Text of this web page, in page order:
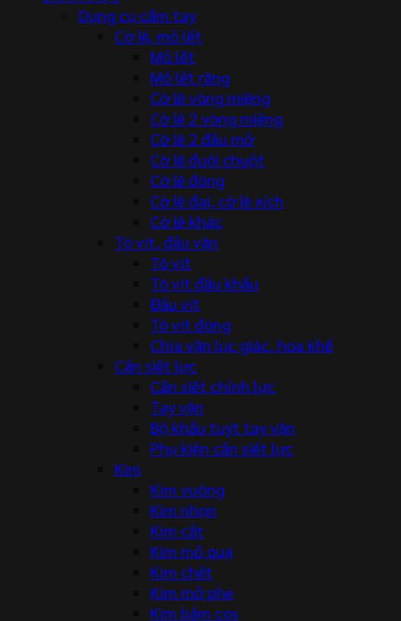
Dụng cụ cầm tay
Cờ lê, mỏ lết
Mỏ lết
Mỏ lết răng
Cờ lê vòng miệng
Cờ lê 2 vòng miệng
Cờ lê 2 đầu mở
Cờ lê đuôi chuột
Cờ lê đóng
Cờ lê đai, cờ lê xích
Cờ lê khác
Tô vít, đầu vặn
Tô vít
Tô vít đầu khẩu
Đầu vít
Tô vít đóng
Chìa vặn lục giác, hoa khế
Cần siết lực
Cần siết chỉnh lực
Tay vặn
Bộ khẩu tuýt tay vặn
Phụ kiện cần siết lực
Kìm
Kìm vuông
Kìm nhọn
Kìm cắt
Kìm mỏ quạ
Kìm chết
Kìm mở phe
Kìm bấm cos